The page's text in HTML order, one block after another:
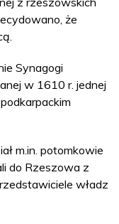
że
Synagogi
w 1610 r. jednej
m.in. potomkowie
do Rzeszowa z
władz